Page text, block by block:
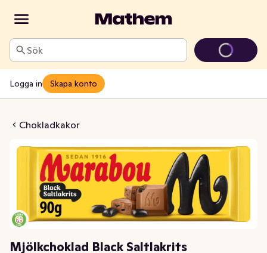
Sök
Logga in Skapa konto
Chokladkakor
Black Saltlakrits
Mjölkchoklad Black Saltlakrits